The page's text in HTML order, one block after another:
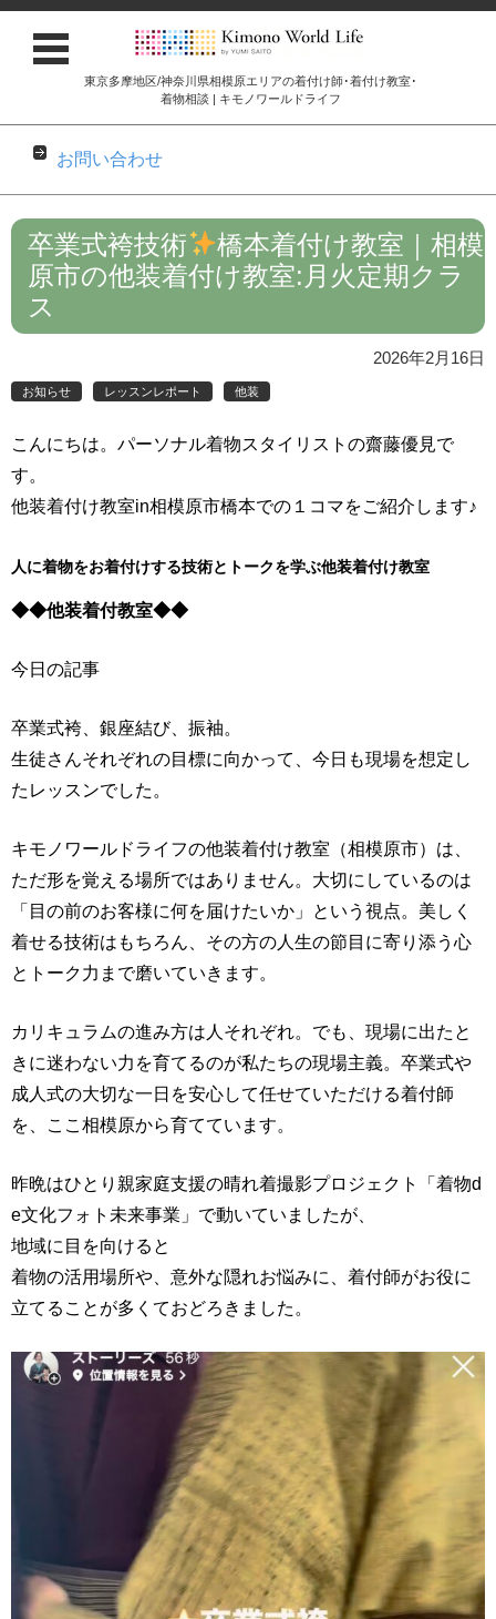
東京多摩地区/神奈川県相模原エリアの着付け師･着付け教室･
着物相談 | キモノワールドライフ
お問い合わせ
コンテンツに移動
卒業式袴技術
橋本着付け教室｜相模
原市の他装着付け教室:月火定期クラ
ス
2026年2月16日
お知らせ レッスンレポート 他装
こんにちは。パーソナル着物スタイリストの齋藤優見で
す。
他装着付け教室in相模原市橋本での１コマをご紹介します♪
人に着物をお着付けする技術とトークを学ぶ他装着付け教室
◆◆他装着付教室◆◆
今日の記事
卒業式袴、銀座結び、振袖。
生徒さんそれぞれの目標に向かって、今日も現場を想定し
たレッスンでした。
キモノワールドライフの他装着付け教室（相模原市）は、
ただ形を覚える場所ではありません。大切にしているのは
「目の前のお客様に何を届けたいか」という視点。美しく
着せる技術はもちろん、その方の人生の節目に寄り添う心
とトーク力まで磨いていきます。
カリキュラムの進み方は人それぞれ。でも、現場に出たと
きに迷わない力を育てるのが私たちの現場主義。卒業式や
成人式の大切な一日を安心して任せていただける着付師
を、ここ相模原から育てています。
昨晩はひとり親家庭支援の晴れ着撮影プロジェクト「着物d
e文化フォト未来事業」で動いていましたが、
地域に目を向けると
着物の活用場所や、意外な隠れお悩みに、着付師がお役に
立てることが多くておどろきました。